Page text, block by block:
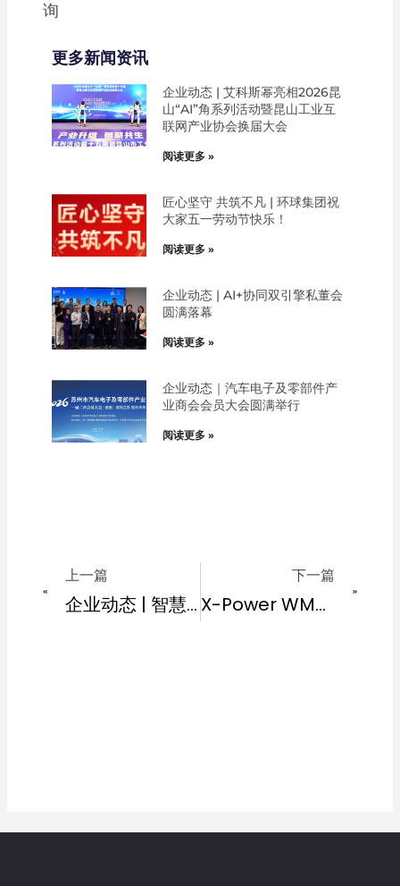
询
更多新闻资讯
企业动态 | 艾科斯幂亮相2026昆
山“AI”角系列活动暨昆山工业互
联网产业协会换届大会
阅读更多 »
匠心坚守 共筑不凡 | 环球集团祝
大家五一劳动节快乐！
阅读更多 »
企业动态 | AI+协同双引擎私董会
圆满落幕
阅读更多 »
企业动态｜汽车电子及零部件产
业商会会员大会圆满举行
阅读更多 »
上一篇
企业动态 | 智慧工厂深度参访 · 走进环球科技活动圆满举行
下一篇
X-Power WMS | 艾科斯幂仓储管理系统Q&A